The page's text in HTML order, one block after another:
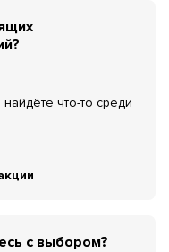
что-то среди
с выбором?